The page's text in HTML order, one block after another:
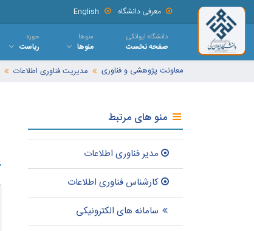
معرفی دانشگاه English
دانشگاه ایوانکی
صفحه نخست
منوها
منوها
حوزه
ریاست
معاونت پژوهشی و فناوری مدیریت فناوری اطلاعات
منو های مرتبط
مدیر فناوری اطلاعات
کارشناس فناوری اطلاعات
سامانه های الکترونیکی